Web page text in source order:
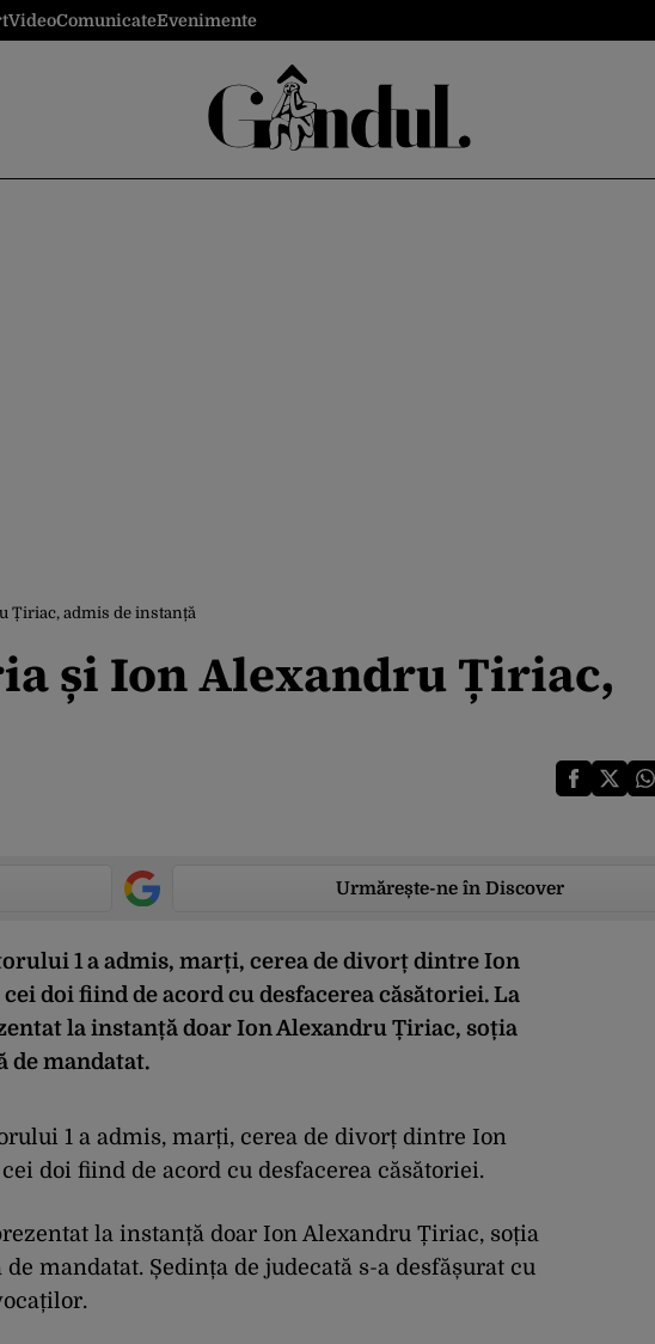
VideoComunicateEvenimente
Țiriac, admis de instanță
și Ion Alexandru Țiriac,
Urmărește-ne în Discover
1 a admis, marți, cerea de divorț dintre Ion
doi fiind de acord cu desfacerea căsătoriei. La
la instanță doar Ion Alexandru Țiriac, soția
de mandatat.
1 a admis, marți, cerea de divorț dintre Ion
doi fiind de acord cu desfacerea căsătoriei.
la instanță doar Ion Alexandru Țiriac, soția
mandatat. Ședința de judecată s-a desfășurat cu